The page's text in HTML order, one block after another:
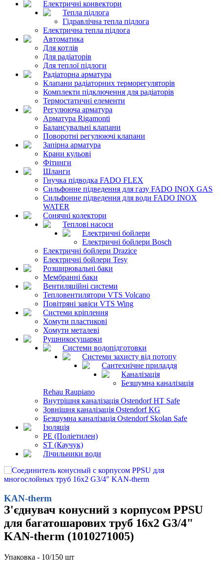
Електричні конвектори
Тепла підлога
Гідравлічна тепла підлога
Електрична тепла підлога
Автоматика
Для котлів
Для радіаторів
Для теплої підлоги
Радіаторна арматура
Клапани радіаторних терморегуляторів
Комплекти підключення для радіаторів
Термостатичні елементи
Регулююча арматура
Арматура Rigamonti
Балансувальні клапани
Поворотні регулюючі клапани
Запірна арматура
Крани кульові
Фітинги
Шланги
Гнучка підводка FADO FLEX
Сильфонне підведення для газу FADO INOX GAS
Сильфонне підведення для води FADO INOX
WATER
Сонячні колектори
Теплові насоси
Електричні бойлери
Електричні бойлери Bosch
Електричні бойлери Drazice
Електричні бойлери Tesy
Розширювальні баки
Мембранні баки
Вентиляційні системи
Тепловентилятори VTS Volcano
Повітряні завіси VTS Wing
Системи кріплення
Хомути пластикові
Хомути металеві
Рушникосушарки
Системи водопідготовки
Системи захисту від потопу
Сантехнічне приладдя
Каналізація
Безшумна каналізація
Rehau Raupiano
Внутрішня каналізація Ostendorf HT Safe
Зовнішня каналізація Ostendorf KG
Безшумна каналізація Ostendorf Skolan Safe
Ізоляція
PE (Поліетилен)
ST (Каучук)
Лічильники води
KAN-therm
З'єднувач конусний з корпусом PPSU
для багатошарових труб 16x2 G3/4"
KAN-therm (1010271005)
Упаковка - 10/150 шт